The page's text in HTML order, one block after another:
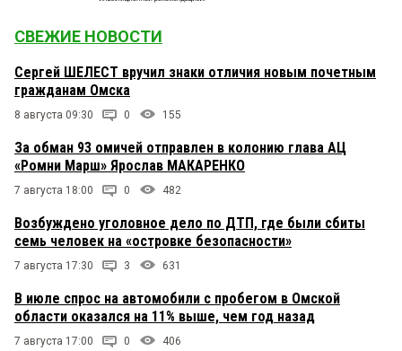
СВЕЖИЕ НОВОСТИ
Сергей ШЕЛЕСТ вручил знаки отличия новым почетным
гражданам Омска
8 августа 09:30 0 155
За обман 93 омичей отправлен в колонию глава АЦ
«Ромни Марш» Ярослав МАКАРЕНКО
7 августа 18:00 0 482
Возбуждено уголовное дело по ДТП, где были сбиты
семь человек на «островке безопасности»
7 августа 17:30 3 631
В июле спрос на автомобили с пробегом в Омской
области оказался на 11% выше, чем год назад
7 августа 17:00 0 406